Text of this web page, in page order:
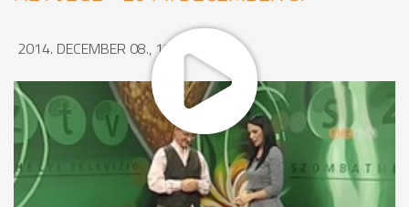
2014. DECEMBER 08., 17:06
MEGOSZTÁS